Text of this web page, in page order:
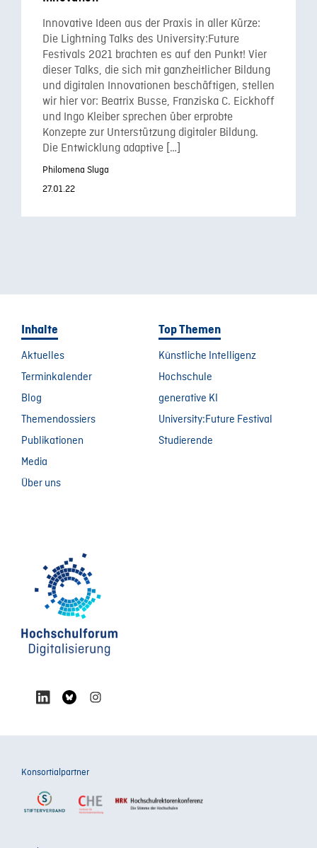
Innovative Ideen aus der Praxis in aller Kürze:
Die Lightning Talks des University:Future
Festivals 2021 brachten es auf den Punkt! Vier
dieser Talks, die sich mit ganzheitlicher Bildung
und digitalen Innovationen beschäftigen, stellen
wir hier vor: Beatrix Busse, Franziska C. Eickhoff
und Ingo Kleiber sprechen über erprobte
Konzepte zur Unterstützung digitaler Bildung.
Die Entwicklung adaptive […]
Philomena Sluga
27.01.22
Inhalte
Aktuelles
Terminkalender
Blog
Themendossiers
Publikationen
Media
Über uns
Top Themen
Künstliche Intelligenz
Hochschule
generative KI
University:Future Festival
Studierende
Konsortialpartner